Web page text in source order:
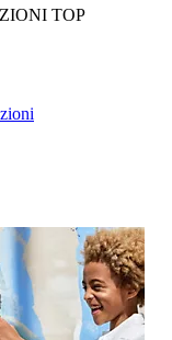
TOP